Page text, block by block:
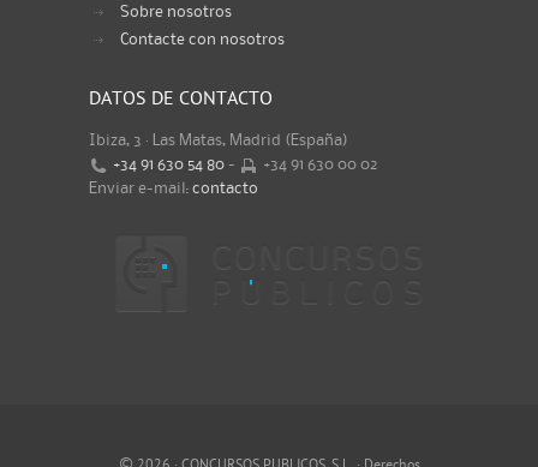
Sobre nosotros
Contacte con nosotros
DATOS DE CONTACTO
Ibiza, 3 · Las Matas, Madrid (España)
+34 91 630 54 80 -
+34 91 630 00 02
Enviar e-mail: contacto